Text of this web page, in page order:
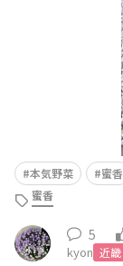
本気野菜 蜜香
蜜香
5
kyon 近畿